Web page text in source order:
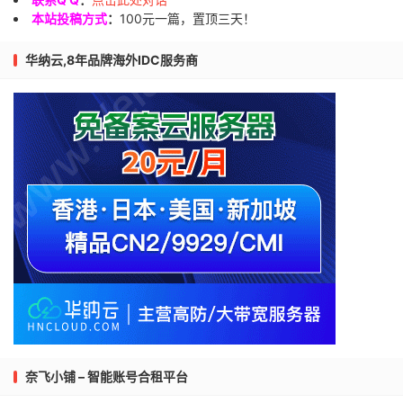
本站投稿方式： 100元一篇，置顶三天！
华纳云,8年品牌海外IDC服务商
奈飞小铺 – 智能账号合租平台